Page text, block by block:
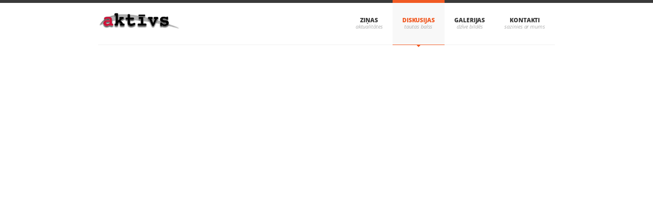
ZIŅAS DISKUSIJAS GALERIJAS KONTAKTI